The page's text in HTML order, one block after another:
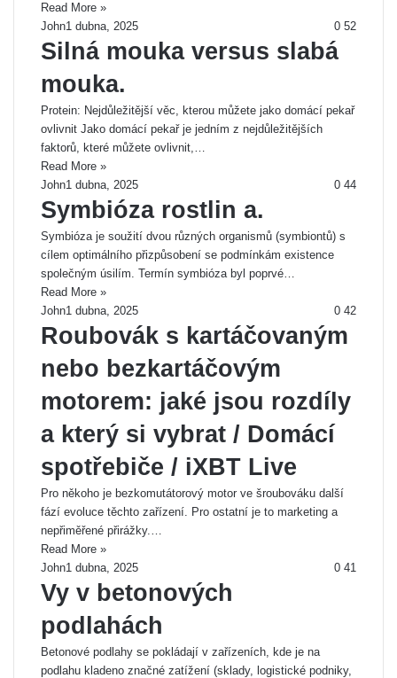
Read More »
John1 dubna, 2025 0 52
Silná mouka versus slabá
mouka.
Protein: Nejdůležitější věc, kterou můžete jako domácí pekař
ovlivnit Jako domácí pekař je jedním z nejdůležitějších
faktorů, které můžete ovlivnit,…
Read More »
John1 dubna, 2025 0 44
Symbióza rostlin a.
Symbióza je soužití dvou různých organismů (symbiontů) s
cílem optimálního přizpůsobení se podmínkám existence
společným úsilím. Termín symbióza byl poprvé…
Read More »
John1 dubna, 2025 0 42
Roubovák s kartáčovaným
nebo bezkartáčovým
motorem: jaké jsou rozdíly
a který si vybrat / Domácí
spotřebiče / iXBT Live
Pro někoho je bezkomutátorový motor ve šroubováku další
fází evoluce těchto zařízení. Pro ostatní je to marketing a
nepřiměřené přirážky.…
Read More »
John1 dubna, 2025 0 41
Vy v betonových
podlahách
Betonové podlahy se pokládají v zařízeních, kde je na
podlahu kladeno značné zatížení (sklady, logistické podniky,